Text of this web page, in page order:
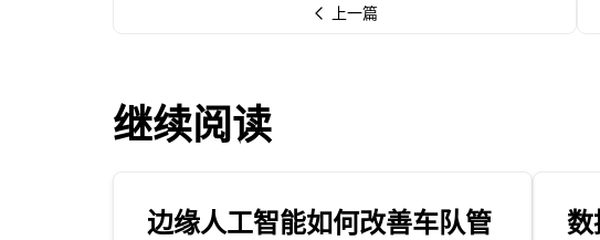
上一篇
继续阅读
边缘人工智能如何改善车队管